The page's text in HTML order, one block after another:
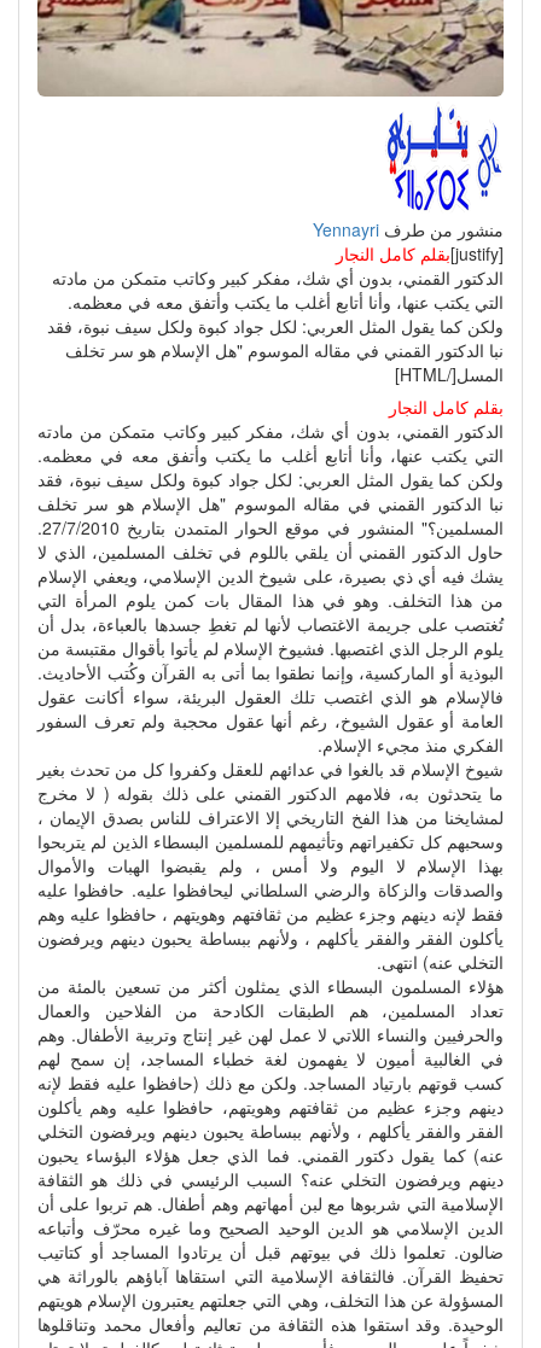
منشور من طرفYennayri
بقلم كامل النجار
الدكتور القمني، بدون أي شك، مفكر كبير وكاتب متمكن من مادته
التي يكتب عنها، وأنا أتابع أغلب ما يكتب وأتفق معه في معظمه.
ولكن كما يقول المثل العربي: لكل جواد كبوة ولكل سيف نبوة، فقد
نبا الدكتور القمني في مقاله الموسوم "هل الإسلام هو سر تخلف
المسل[/HTML]
بقلم كامل النجار
الدكتور القمني، بدون أي شك، مفكر كبير وكاتب متمكن من مادته
التي يكتب عنها، وأنا أتابع أغلب ما يكتب وأتفق معه في معظمه.
ولكن كما يقول المثل العربي: لكل جواد كبوة ولكل سيف نبوة، فقد
نبا الدكتور القمني في مقاله الموسوم "هل الإسلام هو سر تخلف
المسلمين؟" المنشور في موقع الحوار المتمدن بتاريخ 27/7/2010.
حاول الدكتور القمني أن يلقي باللوم في تخلف المسلمين، الذي لا
يشك فيه أي ذي بصيرة، على شيوخ الدين الإسلامي، ويعفي الإسلام
من هذا التخلف. وهو في هذا المقال بات كمن يلوم المرأة التي
تُغتصب على جريمة الاغتصاب لأنها لم تغطِ جسدها بالعباءة، بدل أن
يلوم الرجل الذي اغتصبها. فشيوخ الإسلام لم يأتوا بأقوال مقتبسة من
البوذية أو الماركسية، وإنما نطقوا بما أتى به القرآن وكُتب الأحاديث.
فالإسلام هو الذي اغتصب تلك العقول البريئة، سواء أكانت عقول
العامة أو عقول الشيوخ، رغم أنها عقول محجبة ولم تعرف السفور
الفكري منذ مجيء الإسلام.
شيوخ الإسلام قد بالغوا في عدائهم للعقل وكفروا كل من تحدث بغير
ما يتحدثون به، فلامهم الدكتور القمني على ذلك بقوله ( لا مخرج
لمشايخنا من هذا الفخ التاريخي إلا الاعتراف للناس بصدق الإيمان ،
وسحبهم كل تكفيراتهم وتأثيمهم للمسلمين البسطاء الذين لم يتربحوا
بهذا الإسلام لا اليوم ولا أمس ، ولم يقبضوا الهبات والأموال
والصدقات والزكاة والرضي السلطاني ليحافظوا عليه. حافظوا عليه
فقط لإنه دينهم وجزء عظيم من ثقافتهم وهويتهم ، حافظوا عليه وهم
يأكلون الفقر والفقر يأكلهم ، ولأنهم ببساطة يحبون دينهم ويرفضون
التخلي عنه) انتهى.
هؤلاء المسلمون البسطاء الذي يمثلون أكثر من تسعين بالمئة من
تعداد المسلمين، هم الطبقات الكادحة من الفلاحين والعمال
والحرفيين والنساء اللاتي لا عمل لهن غير إنتاج وتربية الأطفال. وهم
في الغالبية أميون لا يفهمون لغة خطباء المساجد، إن سمح لهم
كسب قوتهم بارتياد المساجد. ولكن مع ذلك (حافظوا عليه فقط لإنه
دينهم وجزء عظيم من ثقافتهم وهويتهم، حافظوا عليه وهم يأكلون
الفقر والفقر يأكلهم ، ولأنهم ببساطة يحبون دينهم ويرفضون التخلي
عنه) كما يقول دكتور القمني. فما الذي جعل هؤلاء البؤساء يحبون
دينهم ويرفضون التخلي عنه؟ السبب الرئيسي في ذلك هو الثقافة
الإسلامية التي شربوها مع لبن أمهاتهم وهم أطفال. هم تربوا على أن
الدين الإسلامي هو الدين الوحيد الصحيح وما غيره محرّف وأتباعه
ضالون. تعلموا ذلك في بيوتهم قبل أن يرتادوا المساجد أو كتاتيب
تحفيظ القرآن. فالثقافة الإسلامية التي استقاها آباؤهم بالوراثة هي
المسؤولة عن هذا التخلف، وهي التي جعلتهم يعتبرون الإسلام هويتهم
الوحيدة. وقد استقوا هذه الثقافة من تعاليم وأفعال محمد وتناقلوها